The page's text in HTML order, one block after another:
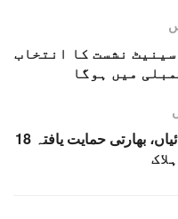
نشست کا انتخاب
میں ہوگا
بلوچستان میں فورسز کی دو کارروائیاں، بھارتی حمایت یافتہ 18